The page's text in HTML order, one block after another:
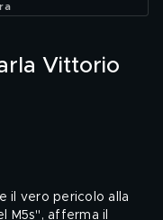
Vittorio
il vero pericolo alla
M5s", afferma il